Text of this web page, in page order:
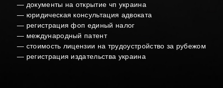
— документы на открытие чп украина
— юридическая консультация адвоката
— регистрация фоп единый налог
— международный патент
— стоимость лицензии на трудоустройство за рубежом
— регистрация издательства украина